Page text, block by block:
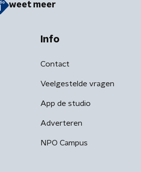
weet meer
Info
Contact
Veelgestelde vragen
App de studio
Adverteren
NPO Campus